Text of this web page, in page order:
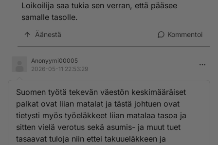
Mietin vain että mitä sinun mielestä pitäisi tehdä,
korottaa eläkkeitä vai?
Kai sitten korotetaan myös niiden eläkkeitä jotka ovat
saaneet parempaa palkkaa mutta joiden palkkojen
perusteella on maksettu enemmän eläkemaksuja?
Loikoilija saa tukia sen verran, että pääsee
samalle tasolle.
Äänestä Kommentoi
Anonyymi00005
2026-05-11 22:53:29
Suomen työtä tekevän väestön keskimääräiset
palkat ovat liian matalat ja tästä johtuen ovat
tietysti myös työeläkkeet liian matalaa tasoa ja
sitten vielä verotus sekä asumis- ja muut tuet
tasaavat tuloja niin ettei takuueläkkeen ja